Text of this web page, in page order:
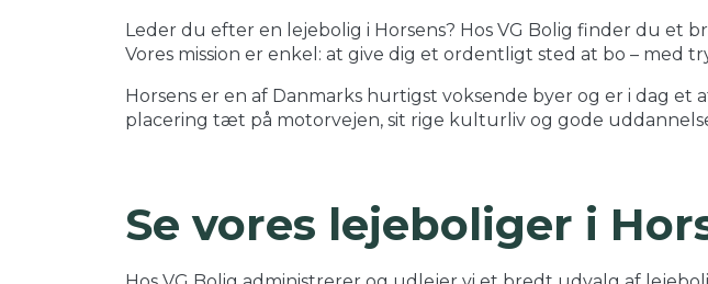
Leder du efter en lejebolig i Horsens? Hos VG Bolig finder du
Vores mission er enkel: at give dig et ordentligt sted at bo – med
Horsens er en af Danmarks hurtigst voksende byer og er i dag
placering tæt på motorvejen, sit rige kulturliv og gode
Se vores lejeboliger i